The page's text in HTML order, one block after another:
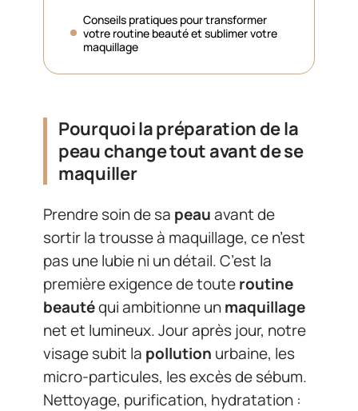
Conseils pratiques pour transformer
votre routine beauté et sublimer votre
maquillage
Pourquoi la préparation de la
peau change tout avant de se
maquiller
Prendre soin de sa peauavant de
sortir la trousse à maquillage, ce n’est
pas une lubie ni un détail. C’est la
première exigence de touteroutine
beautéqui ambitionne unmaquillage
net et lumineux. Jour après jour, notre
visage subit la pollution urbaine, les
micro-particules, les excès de sébum.
Nettoyage, purification, hydratation :